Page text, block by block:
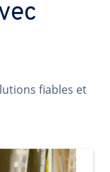
fiables et